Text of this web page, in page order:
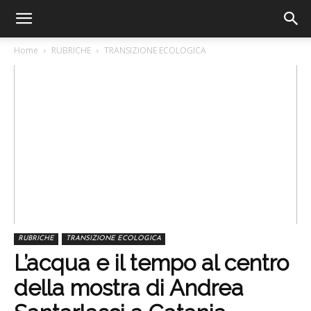
Home RUBRICHE TRANSIZIONE ECOLOGICA
RUBRICHE TRANSIZIONE ECOLOGICA
L’acqua e il tempo al centro
della mostra di Andrea